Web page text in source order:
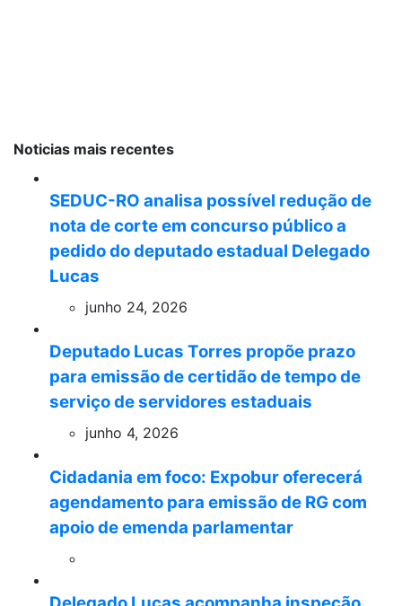
Noticias mais recentes
SEDUC-RO analisa possível redução de
nota de corte em concurso público a
pedido do deputado estadual Delegado
Lucas
junho 24, 2026
Deputado Lucas Torres propõe prazo
para emissão de certidão de tempo de
serviço de servidores estaduais
junho 4, 2026
Cidadania em foco: Expobur oferecerá
agendamento para emissão de RG com
apoio de emenda parlamentar